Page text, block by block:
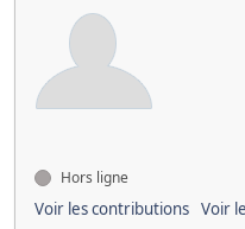
Hors ligne
Voir les contributions Voir